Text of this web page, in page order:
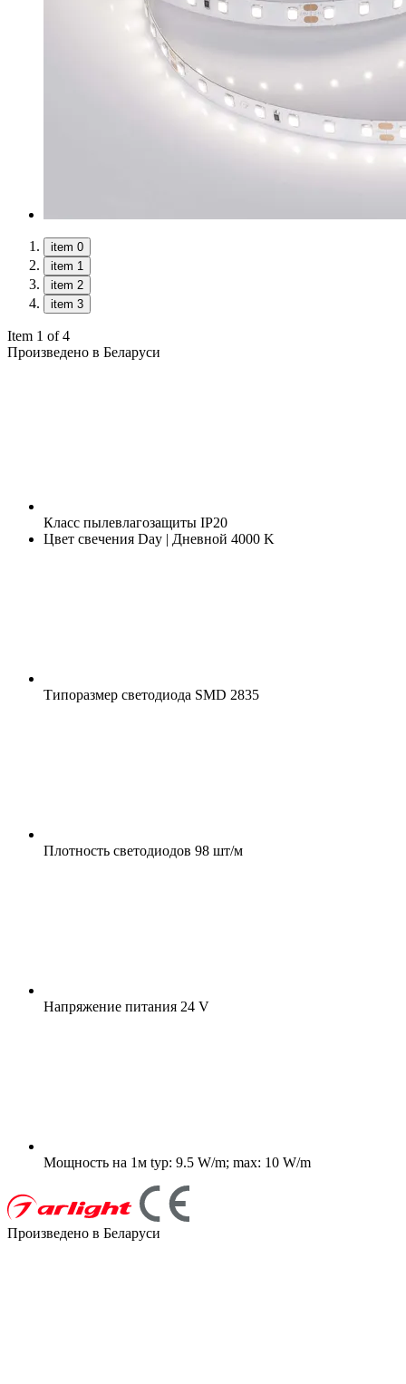
item 0
item 1
item 2
item 3
Item 1 of 4
Произведено в Беларуси
Класс пылевлагозащиты IP20
Цвет свечения Day | Дневной 4000 K
Типоразмер светодиода SMD 2835
Плотность светодиодов 98 шт/м
Напряжение питания 24 V
Мощность на 1м typ: 9.5 W/m; max: 10 W/m
Произведено в Беларуси